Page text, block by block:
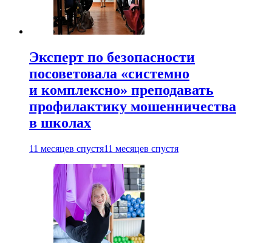
Эксперт по безопасности
посоветовала «системно
и комплексно» преподавать
профилактику мошенничества
в школах
11 месяцев спустя11 месяцев спустя